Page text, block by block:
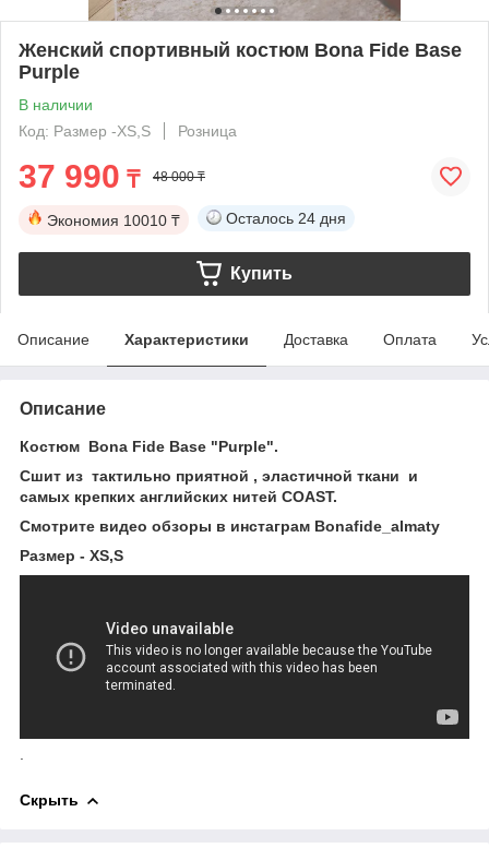
Женский спортивный костюм Bona Fide Base
Purple
В наличии
Код: Размер -XS,S
Розница
37 990 ₸ 48 000 ₸
Экономия 10010 ₸ Осталось 24 дня
Купить
Описание Характеристики Доставка Оплата
Описание
Костюм Bona Fide Base "Purple".
Сшит из тактильно приятной , эластичной ткани и
самых крепких английских нитей COAST.
Смотрите видео обзоры в инстаграм Bonafide_almaty
Размер - XS,S
Скрыть